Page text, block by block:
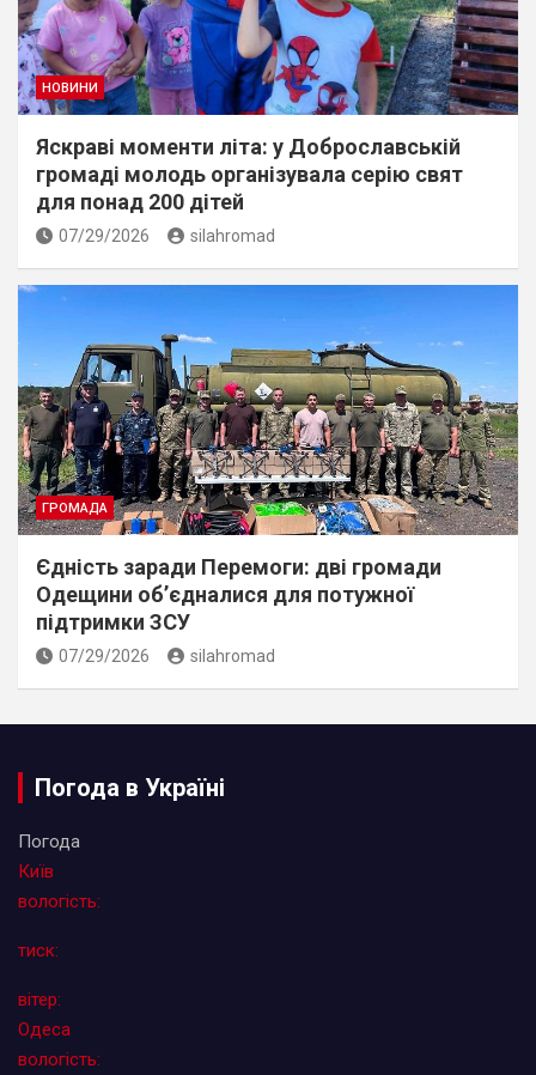
НОВИНИ
Яскраві моменти літа: у Доброславській
громаді молодь організувала серію свят
для понад 200 дітей
07/29/2026 silahromad
ГРОМАДА
Єдність заради Перемоги: дві громади
Одещини об’єдналися для потужної
підтримки ЗСУ
07/29/2026 silahromad
Погода в Україні
Погода
Київ
вологість:
тиск:
вітер:
Одеса
вологість: